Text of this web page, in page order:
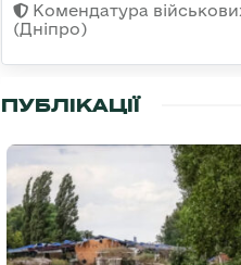
Комендатура
(Дніпро)
ПУБЛІКАЦІЇ